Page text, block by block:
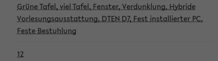
Grüne Tafel, viel Tafel, Fenster, Verdunklung, Hybride
Vorlesungsausstattung, DTEN D7, Fest installierter PC,
Feste Bestuhlung
12